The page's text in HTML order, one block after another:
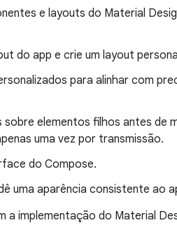
e layouts do Material
do app e crie um layout
para alinhar com
elementos filhos antes de
uma vez por transmissão.
do Compose.
uma aparência consistente ao
a implementação do Material